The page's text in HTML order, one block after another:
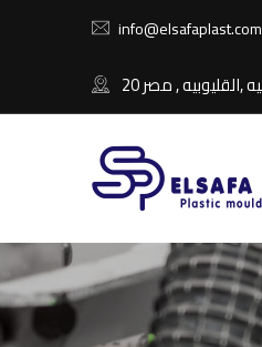
info@elsafaplast.com